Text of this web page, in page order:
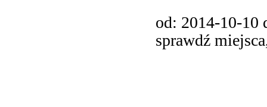
od: 2014-10-10
sprawdź